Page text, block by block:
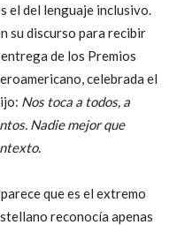
el del lenguaje inclusivo.
su discurso para recibir
de los Premios
celebrada el
Nos toca a todos, a
Nadie mejor que
que es el extremo
reconocía apenas